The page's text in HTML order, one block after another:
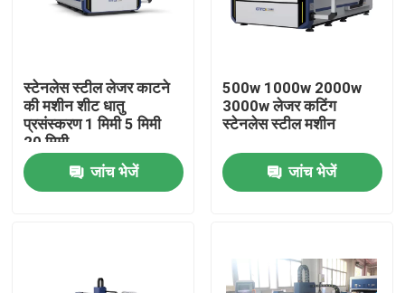
स्टेनलेस स्टील लेजर काटने
की मशीन शीट धातु
प्रसंस्करण 1 मिमी 5 मिमी
20 मिमी
जांच भेजें
500w 1000w 2000w
3000w लेजर कटिंग
स्टेनलेस स्टील मशीन
जांच भेजें